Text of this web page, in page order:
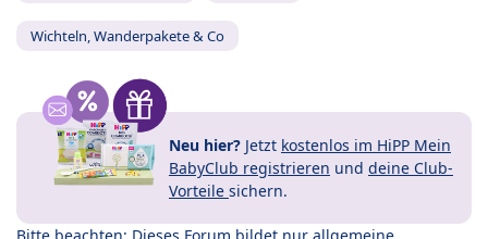
Wichteln, Wanderpakete & Co
Neu hier? Jetzt kostenlos im HiPP Mein
BabyClub registrieren und deine Club-
Vorteile sichern.
Bitte beachten: Dieses Forum bildet nur allgemeine